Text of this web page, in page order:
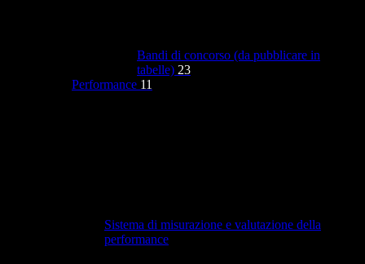
Bandi di concorso (da pubblicare in
tabelle) 23
Performance 11
Sistema di misurazione e valutazione della
performance